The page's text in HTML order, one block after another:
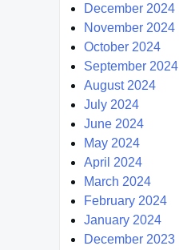
December 2024
November 2024
October 2024
September 2024
August 2024
July 2024
June 2024
May 2024
April 2024
March 2024
February 2024
January 2024
December 2023